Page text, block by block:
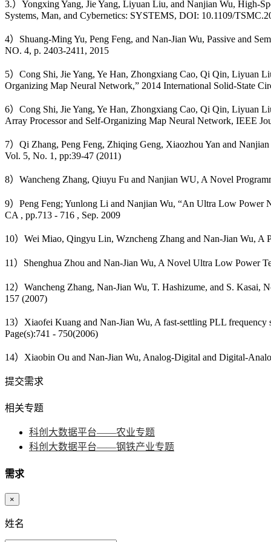
3.）Yongxing Yang, Jie Yang, Liyuan Liu, and Nanjian Wu, High-
Systems, Man, and Cybernetics: SYSTEMS, DOI: 10.1109/
4）Shuang-Ming Yu, Peng Feng, and Nan-Jian Wu, Passive and
NO. 4, p. 2403-2411, 2015
5）Cong Shi, Jie Yang, Ye Han, Zhongxiang Cao, Qi Qin, Liyuan
Organizing Map Neural Network,” 2014 International Solid-State
6）Cong Shi, Jie Yang, Ye Han, Zhongxiang Cao, Qi Qin, Liyuan
Array Processor and Self-Organizing Map Neural Network, IEEE
7）Qi Zhang, Peng Feng, Zhiqing Geng, Xiaozhou Yan and
Vol. 5, No. 1, pp:39-47 (2011)
8）Wancheng Zhang, Qiuyu Fu and Nanjian WU, A Novel
9）Peng Feng; Yunlong Li and Nanjian Wu, “An Ultra Low Power
CA , pp.713 - 716 , Sep. 2009
10）Wei Miao, Qingyu Lin, Wzncheng Zhang and Nan-Jian Wu,
11）Shenghua Zhou and Nan-Jian Wu, A Novel Ultra Low Power
12）Wancheng Zhang, Nan-Jian Wu, T. Hashizume, and S.
157 (2007)
13）Xiaofei Kuang and Nan-Jian Wu, A fast-settling PLL
Page(s):741 - 750(2006)
14）Xiaobin Ou and Nan-Jian Wu, Analog-Digital and Digital-
提交需求
相关专题
科创大数据平台——农业专题
科创大数据平台——钢铁产业专题
需求
×
姓名